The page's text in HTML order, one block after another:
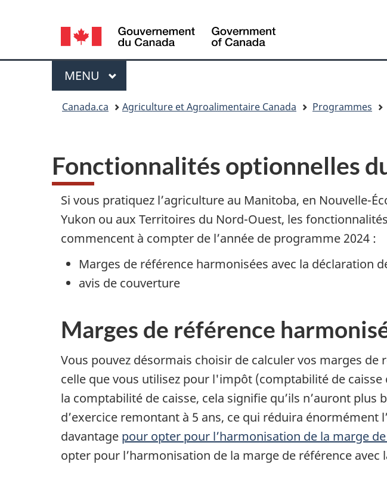
Sélection
de
la
langue
of
Menu
MENU PRINCIPAL
Canada.ca Agriculture et Agroalimentaire Canada Programmes
Fonctionnalités optionnelles
Si vous pratiquez l’agriculture au Manitoba, en Nouvelle-
Yukon ou aux Territoires du Nord-Ouest, les
commencent à compter de l’année de programme 2024 :
Marges de référence harmonisées avec la déclaration
avis de couverture
Marges de référence
Vous pouvez désormais choisir de calculer vos marges
celle que vous utilisez pour l'impôt (comptabilité de
la comptabilité de caisse, cela signifie qu’ils n’auront
d’exercice remontant à 5 ans, ce qui réduira
davantage pour opter pour l’harmonisation de la marge
opter pour l’harmonisation de la marge de référence